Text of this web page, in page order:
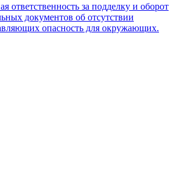
ответственность за подделку и оборот
документов об отсутствии
опасность для окружающих.